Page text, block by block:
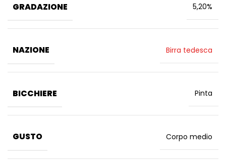
GRADAZIONE 5,20%
NAZIONE Birra tedesca
BICCHIERE Pinta
GUSTO Corpo medio